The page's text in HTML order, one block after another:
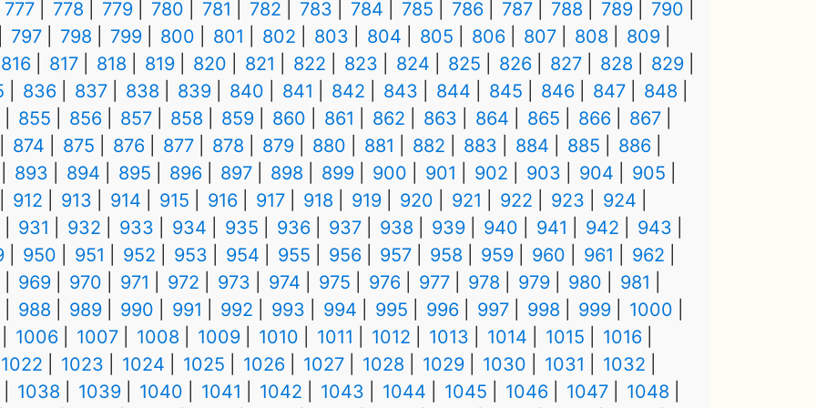
777 778 779 780 781 782 783 784 785 786 787 788 789
790
797
798 799 800 801 802 803 804 805 806 807 808
809
816
817 818 819 820 821 822 823 824 825 826 827 828
829
836 837 838 839 840 841 842 843 844 845 846 847
848
855
856 857 858 859 860 861 862 863 864 865 866
867
874
875 876 877 878 879 880 881 882 883 884 885
886
893
894 895 896 897 898 899 900 901 902 903 904
905
912
913 914 915 916 917 918 919 920 921 922 923
924
931
932 933 934 935 936 937 938 939 940 941 942
943
950 951 952 953 954 955 956 957 958 959 960 961
962
969
970 971 972 973 974 975 976 977 978 979 980
981
988
989 990 991 992 993 994 995 996 997 998 999
1000
1006
1007 1008 1009 1010 1011 1012 1013 1014 1015
1016
1022
1023 1024 1025 1026 1027 1028 1029 1030 1031
1032
1038
1039 1040 1041 1042 1043 1044 1045 1046 1047 1048